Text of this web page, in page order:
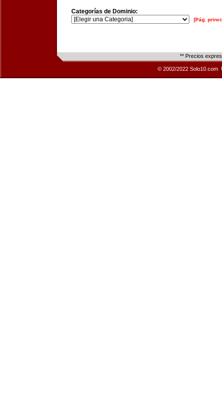
Categorías de Dominio:
[Pág.
** Precios
© 2002/2022 Solo10.com